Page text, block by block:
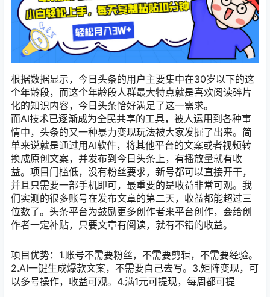
根据数据显示，今日头条的用户主要集中在30岁以下的这
个年龄段，而这个年龄段人群最大特点就是喜欢阅读碎片
化的知识内容，今日头条恰好满足了这一需求。
而AI技术已逐渐成为全民共享的工具，被人运用到各种事
情中，头条的又一种暴力变现玩法被大家发掘了出来。简
单来说就是通过用AI软件，将其他平台的文案或者视频转
换成原创文案，并发布到今日头条上，有播放量就有收
益。项目门槛低，没有粉丝要求，新号都可以直接开干，
并且只需要一部手机即可，最重要的是收益非常可观。我
们实测的很多账号在发布文章的第二天，收益都能超过三
位数了。头条平台为鼓励更多创作者来平台创作，会给创
作者一定补贴，只要文章有阅读，就有不错的收益。
项目优势：1.账号不需要粉丝，不需要剪辑，不需要经验。
2.AI一键生成爆款文案，不需要自己去写。3.矩阵变现，可
以多号操作，收益可观。4.满1元可提现，每周都可提